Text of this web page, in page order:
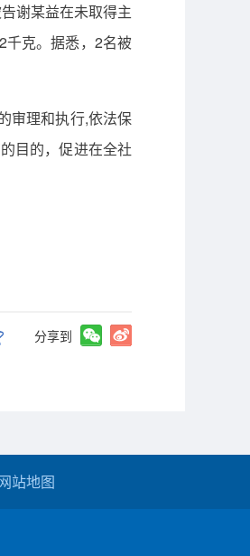
谢某益在未取得主
千克。据悉，2名被
审理和执行,依法保
目的，促进在全社
分享到
站地图